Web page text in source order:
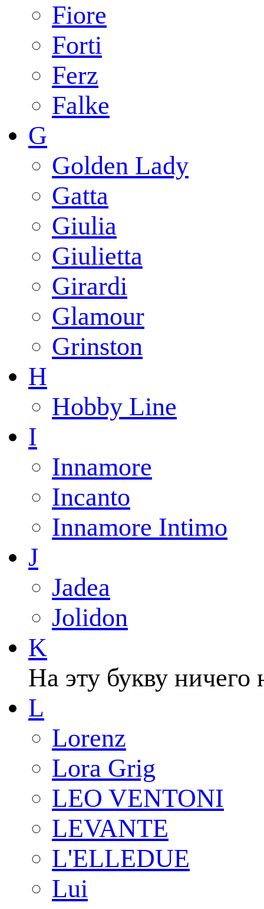
Fiore
Forti
Ferz
Falke
G
Golden Lady
Gatta
Giulia
Giulietta
Girardi
Glamour
Grinston
H
Hobby Line
I
Innamore
Incanto
Innamore Intimo
J
Jadea
Jolidon
K
На эту букву ничего
L
Lorenz
Lora Grig
LEO VENTONI
LEVANTE
L'ELLEDUE
Lui